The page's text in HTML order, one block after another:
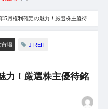
5月権利確定の魅力！厳選株主優待銘
市場 J-REIT
力！厳選株主優待銘